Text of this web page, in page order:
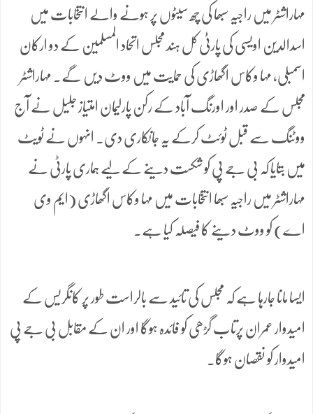
مہاراشٹر میں راجیہ سبھا کی چھ سیٹوں پر ہونے والے انتخابات میں
اسدالدین اویسی کی پارٹی کل ہند مجلس اتحاد المسلمین کے دو ارکان
اسمبلی، مہا وکاس اگھاڑی کی حمایت میں ووٹ دیں گے۔ مہاراشٹر
مجلس کے صدر اور اورنگ آباد کے رکن پارلیمان امتیاز جلیل نے آج
ووٹنگ سے قبل ٹوئٹ کرکے یہ جانکاری دی۔ انہوں نے ٹویٹ
میں بتایا کہ بی جے پی کو شکست دینے کے لیے ہماری پارٹی نے
مہاراشٹر میں راجیہ سبھا انتخابات میں مہا وکاس اگھاڑی (ایم وی
اے) کو ووٹ دینے کا فیصلہ کیا ہے۔
ایسا مانا جارہا ہے کہ مجلس کی تائید سے بالراست طور پر کانگریس کے
امیدوار عمران پرتاب گڑھی کو فائدہ ہوگا اور ان کے مقابل بی جے پی
امیدوار کو نقصان ہوگا۔